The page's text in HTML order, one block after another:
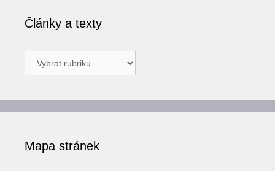
Články a texty
Články
a
Mapa stránek